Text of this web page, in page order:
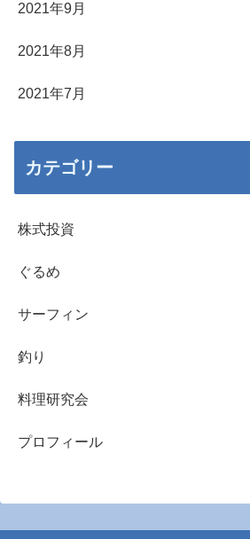
2021年9月
2021年8月
2021年7月
カテゴリー
株式投資
ぐるめ
サーフィン
釣り
料理研究会
プロフィール